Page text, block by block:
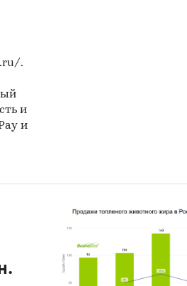
.
и
и